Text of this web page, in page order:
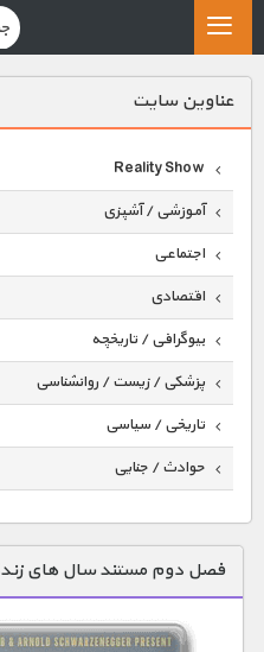
عناوين سايت
Reality Show
آموزشی / آشپزی
اجتماعی
اقتصادی
بیوگرافی / تاریخچه
پزشکی / زیست / روانشناسی
تاریخی / سیاسی
حوادث / جنایی
دنیای خوراکی ها
زمین شناسی / محیط زیست
سازه/ معماری/ مهندسی
فصل دوم مستند سال های